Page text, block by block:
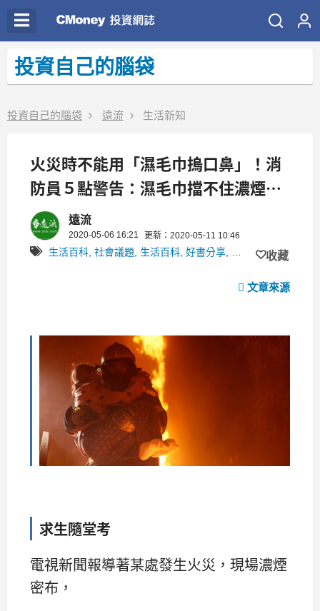
投資自己的腦袋
投資自己的腦袋 遠流 生活新知
火災時不能用「濕毛巾摀口鼻」！消
防員５點警告：濕毛巾擋不住濃煙，
會害死你！
遠流
2020-05-06 16:21 更新：2020-05-11 10:46
生活百科 社會議題 生活百科 好書分享 收藏
文章來源
求生隨堂考
電視新聞報導著某處發生火災，現場濃煙
密布，